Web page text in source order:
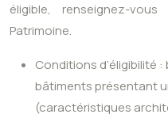
éligible, renseignez-
Patrimoine.
Conditions d’éligibilité
bâtiments présentant
(caractéristiques